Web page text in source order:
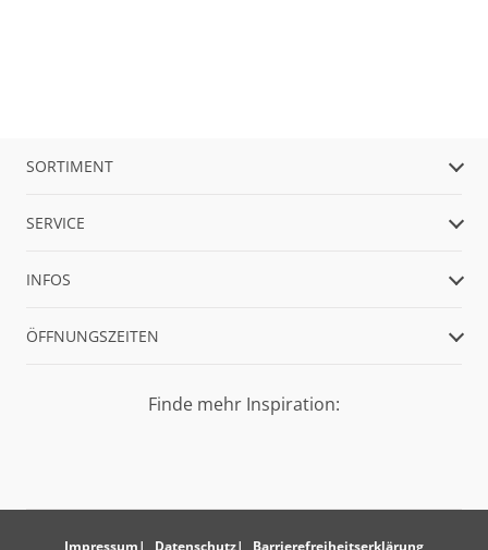
SORTIMENT
SERVICE
INFOS
ÖFFNUNGSZEITEN
Finde mehr Inspiration:
Impressum Datenschutz Barrierefreiheitserklärung